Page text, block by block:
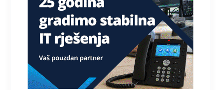
Анонимно2818605 јуче 11:34
Najveći dio populacije starije od 65 godina uopšte ne
koristi internet, niti ima pristup računarima
Анонимно2818605 јуче
Uvođenje pravila da se umjesto dosadašnjeg znaka "X"
(krstića) kružić ispred kandidata mora u potpunosti
obojiti (popuniti) uvedeno je isključivo zbog tehničkih